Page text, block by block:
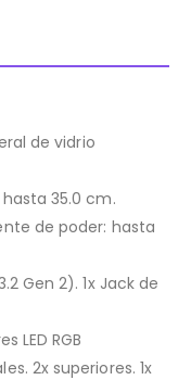
de vidrio
35.0 cm.
de poder: hasta
Gen 2). 1x Jack de
LED RGB
2x superiores. 1x